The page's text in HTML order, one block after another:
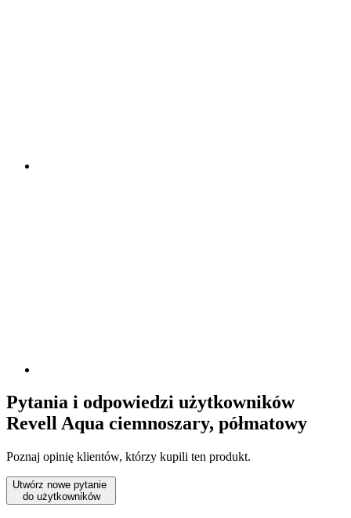
Pytania i odpowiedzi użytkowników
Revell Aqua ciemnoszary, półmatowy
Poznaj opinię klientów, którzy kupili ten produkt.
Utwórz nowe pytanie
do użytkowników